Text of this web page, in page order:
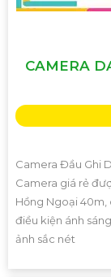
CAMERA
Camera Đầu Ghi
Camera giá rẻ
Hồng Ngoại
điều kiện ánh
ảnh sắc nét